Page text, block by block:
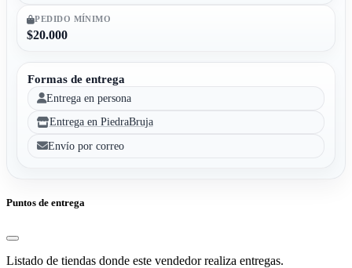
PEDIDO MÍNIMO
$20.000
Formas de entrega
Entrega en persona
Entrega en PiedraBruja
Envío por correo
Puntos de entrega
Listado de tiendas donde este vendedor realiza entregas.